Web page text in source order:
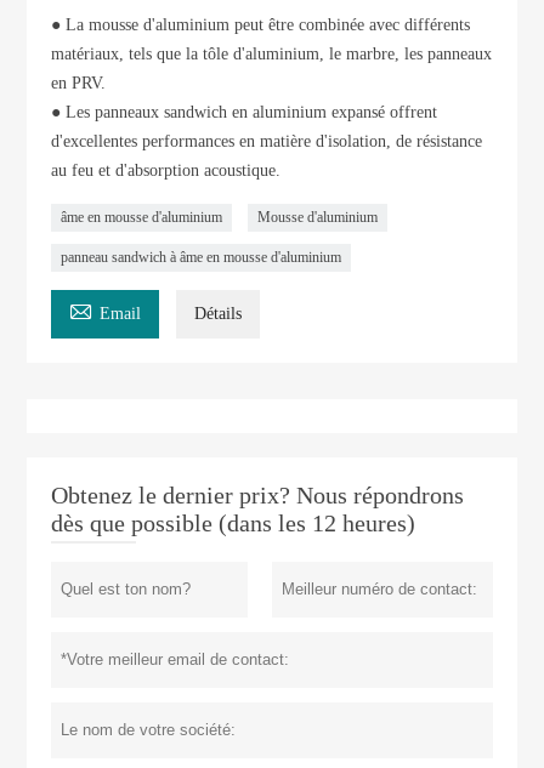
● La mousse d'aluminium peut être combinée avec différents
matériaux, tels que la tôle d'aluminium, le marbre, les panneaux
en PRV.
● Les panneaux sandwich en aluminium expansé offrent
d'excellentes performances en matière d'isolation, de résistance
au feu et d'absorption acoustique.
âme en mousse d'aluminium Mousse d'aluminium
panneau sandwich à âme en mousse d'aluminium
 Email Détails
Obtenez le dernier prix? Nous répondrons
dès que possible (dans les 12 heures)